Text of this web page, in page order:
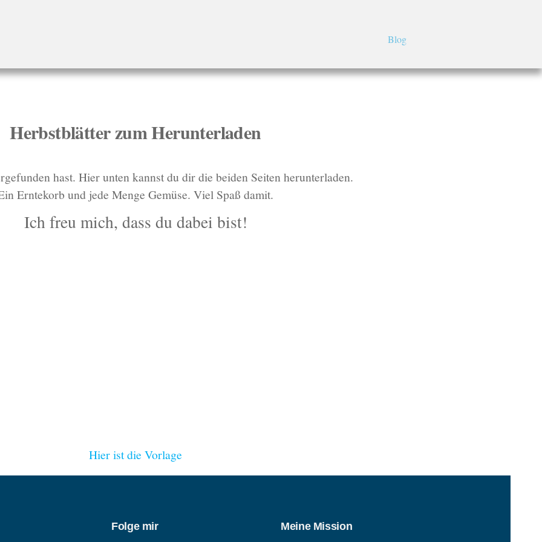
Blog
Herbstblätter zum Herunterladen
hast. Hier unten kannst du dir die beiden Seiten herunterladen.
Erntekorb und jede Menge Gemüse. Viel Spaß damit.
Ich freu mich, dass du dabei bist!
Hier ist die Vorlage
Folge mir Meine Mission